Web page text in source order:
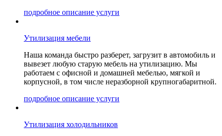
подробное описание услуги
Утилизация мебели
Наша команда быстро разберет, загрузит в автомобиль и
вывезет любую старую мебель на утилизацию. Мы
работаем с офисной и домашней мебелью, мягкой и
корпусной, в том числе неразборной крупногабаритной.
подробное описание услуги
Утилизация холодильников